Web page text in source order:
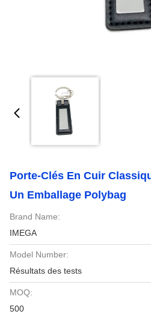
Porte-Clés En Cuir
Un Emballage Polybag
Brand Name:
IMEGA
Model Number:
Résultats des tests
MOQ:
500